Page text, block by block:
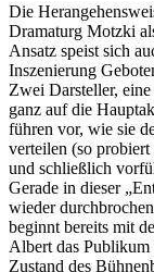
Die
Dramaturg Motzki
Ansatz speist sich
Inszenierung
Zwei Darsteller,
ganz auf die
führen vor, wie sie
verteilen (so
und schließlich
Gerade in dieser
wieder
beginnt bereits mit
Albert das Publikum
Zustand des